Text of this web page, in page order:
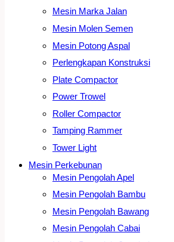
Mesin Marka Jalan
Mesin Molen Semen
Mesin Potong Aspal
Perlengkapan Konstruksi
Plate Compactor
Power Trowel
Roller Compactor
Tamping Rammer
Tower Light
Mesin Perkebunan
Mesin Pengolah Apel
Mesin Pengolah Bambu
Mesin Pengolah Bawang
Mesin Pengolah Cabai